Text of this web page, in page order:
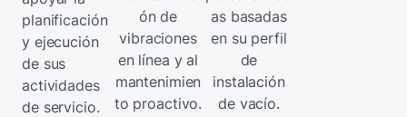
planificación
y ejecución
de sus
actividades
de servicio.
ón de
vibraciones
en línea y al
mantenimien
to proactivo.
as basadas
en su perfil
de
instalación
de vacío.